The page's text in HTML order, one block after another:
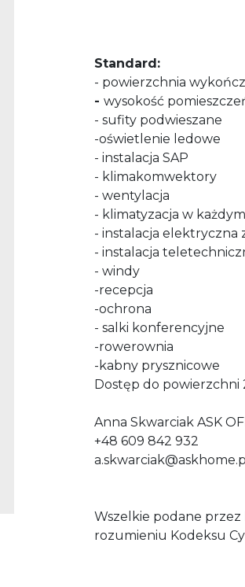
Standard:
- powierzchnia
- wysokość
- sufity podwieszane
-oświetlenie ledowe
- instalacja SAP
- klimakomwektory
- wentylacja
- klimatyzacja w
- instalacja elektryczna
- instalacja
- windy
-recepcja
-ochrona
- salki konferencyjne
-rowerownia
-kabny prysznicowe
Dostęp do powierzchni
Anna Skwarciak ASK
+48 609 842 932
a.skwarciak@askhome.pl
Wszelkie podane
rozumieniu Kodeksu